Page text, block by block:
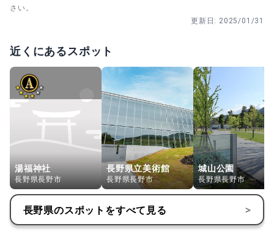
さい。
更新日: 2025/01/31
近くにあるスポット
湯福神社
長野県長野市
長野県立美術館
長野県長野市
城山公園
長野県長野市
長野県のスポットをすべて見る >